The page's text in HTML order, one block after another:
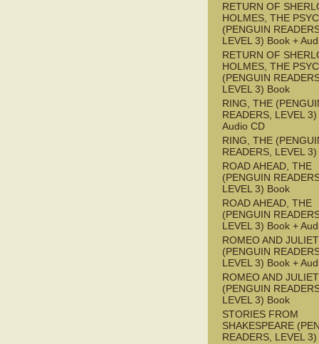
RETURN OF
HOLMES, THE
(PENGUIN
LEVEL 3) Book +
RETURN OF
HOLMES, THE
(PENGUIN
LEVEL 3) Book
RING, THE
READERS, LEVEL
Audio CD
RING, THE
READERS, LEVEL
ROAD AHEAD, THE
(PENGUIN
LEVEL 3) Book
ROAD AHEAD, THE
(PENGUIN
LEVEL 3) Book +
ROMEO AND JULIET
(PENGUIN
LEVEL 3) Book +
ROMEO AND JULIET
(PENGUIN
LEVEL 3) Book
STORIES FROM
SHAKESPEARE
READERS, LEVEL